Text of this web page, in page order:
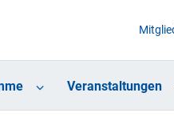
Veranstaltungen